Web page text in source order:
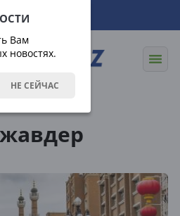
Вам
новостях.
НЕ СЕЙЧАС